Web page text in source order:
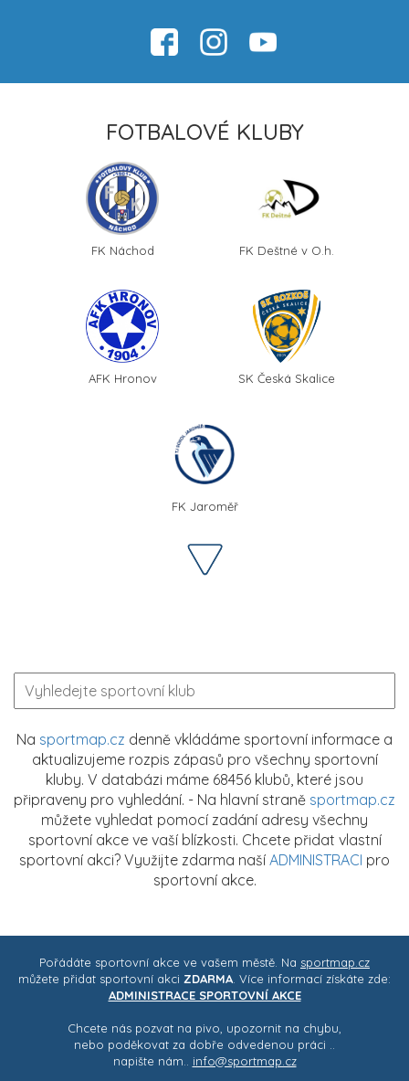
FOTBALOVÉ KLUBY
FK Náchod FK Deštné v O.h.
AFK Hronov SK Česká Skalice
FK Jaroměř
Na sportmap.cz denně vkládáme sportovní informace a
aktualizujeme rozpis zápasů pro všechny sportovní
kluby. V databázi máme 68456 klubů, které jsou
připraveny pro vyhledání. - Na hlavní straně sportmap.cz
můžete vyhledat pomocí zadání adresy všechny
sportovní akce ve vaší blízkosti. Chcete přidat vlastní
sportovní akci? Využijte zdarma naší ADMINISTRACI pro
sportovní akce.
Pořádáte sportovní akce ve vašem městě. Na sportmap.cz
můžete přidat sportovní akci ZDARMA . Více informací získáte zde:
ADMINISTRACE SPORTOVNÍ AKCE
Chcete nás pozvat na pivo, upozornit na chybu,
nebo poděkovat za dobře odvedenou práci ..
napište nám.. info@sportmap.cz